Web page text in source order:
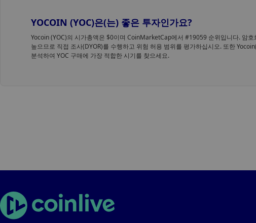
YOCOIN (YOC)은(는) 좋은 투자인가요?
Yocoin (YOC)의 시가총액은 $0이며 CoinMarketCap에서 #19059 순위입니다. 암호
높으므로 직접 조사(DYOR)를 수행하고 위험 허용 범위를 평가하십시오. 또한
분석하여 YOC 구매에 가장 적합한 시기를 찾으세요.